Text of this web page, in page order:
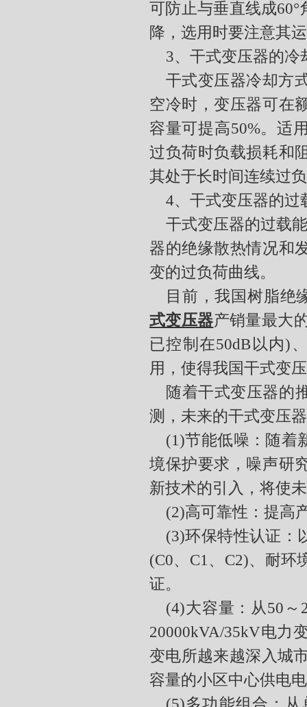
可防止与垂直线成60°
降，选用时要注意其
3、 干式变压器的冷
干式变压器冷却方
空冷时，变压器可在
容量可提高50%。适
过负荷时负载损耗和
其处于长时间连续过
4、 干式变压器的过
干式变压器的过载
器的绝缘散热情况和
变的过负荷曲线。
目前，我国树脂绝
式变压器产销量最大
已控制在50dB 以内)
用，使得我国干式变
随着干式变压器的
测，未来的干式变压
(1)节能低噪：随着
境保护要求，噪声研
新技术的引入，将使
(2)高可靠性：提高
(3)环保特性认证：
(C0、 C1 、 C2)、耐环
证。
(4)大容量：从50 ～
20000kVA/35kV电力
变电所越来越深入城
容量的小区中心供电